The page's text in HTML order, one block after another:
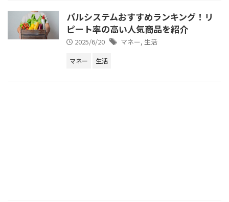
パルシステムおすすめランキング！リ
ピート率の高い人気商品を紹介
2025/6/20 マネー, 生活
マネー 生活